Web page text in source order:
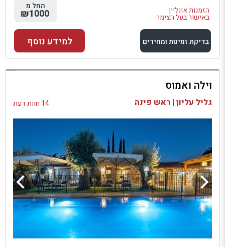
הזמנות אונליין
באישור בעל הצימר
החל מ
₪1000
בדיקת זמינות ומחירים
למתחם זה
בדיקת זמינות ומחירים
למידע נוסף
וילה ואמוס
גליל עליון | ראש פינה 14 חוות דעת